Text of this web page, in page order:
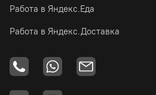
Работа в Яндекс.Еда
Работа в Яндекс.Доставка